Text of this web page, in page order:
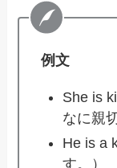
例文
She is
なに親
He is a
す。）